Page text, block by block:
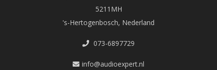
5211MH
's-Hertogenbosch, Nederland
073-6897729
info@audioexpert.nl